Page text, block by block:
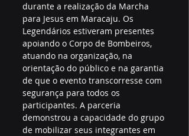
durante a realização da Marcha
para Jesus em Maracaju. Os
Legendários estiveram presentes
apoiando o Corpo de Bombeiros,
atuando na organização, na
orientação do público e na garantia
de que o evento transcorresse com
segurança para todos os
participantes. A parceria
demonstrou a capacidade do grupo
de mobilizar seus integrantes em